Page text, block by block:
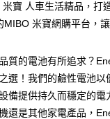
行
業銀行
寶 人車生活精品，打
MIBO 米寶網購平台，
質的電池有所追求？
選！我們的鹼性電池以
備提供持久而穩定的
還是其他家電產品，